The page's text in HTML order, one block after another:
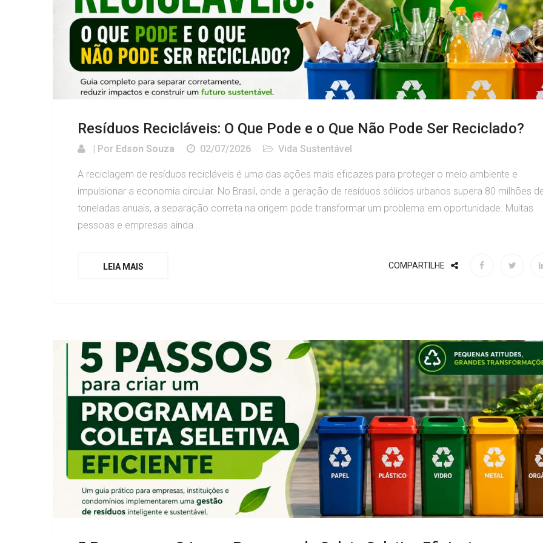
Resíduos Recicláveis: O Que Pode e o Que Não Pode Ser Reciclado?
| Por Edson Souza 02/07/2026 Vida Sustentável
A reciclagem de resíduos recicláveis é uma das ações mais eficazes para proteger o meio ambiente e
impulsionar a economia circular. No Brasil, onde a geração de resíduos sólidos urbanos supera 80 milhões
toneladas anuais, a separação correta na origem pode transformar um problema em oportunidade. Muitas
pessoas e empresas ainda...
LEIA MAIS COMPARTILHE